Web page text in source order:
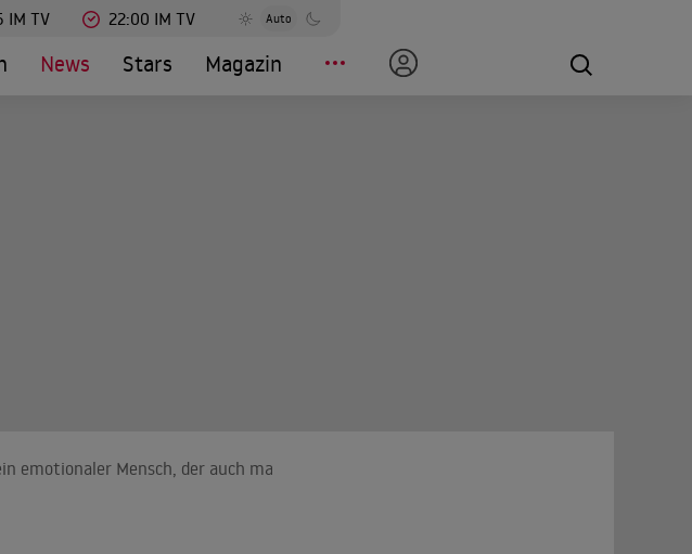
IM TV 22:00 IM TV Auto
News Stars Magazin
emotionaler Mensch, der auch mal laut wird"!